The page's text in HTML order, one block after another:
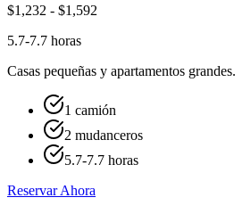
$1,232 - $1,592
5.7-7.7 horas
Casas pequeñas y apartamentos grandes.
1 camión
2 mudanceros
5.7-7.7 horas
Reservar Ahora